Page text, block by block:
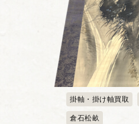
掛軸・掛け軸買取
倉石松畝